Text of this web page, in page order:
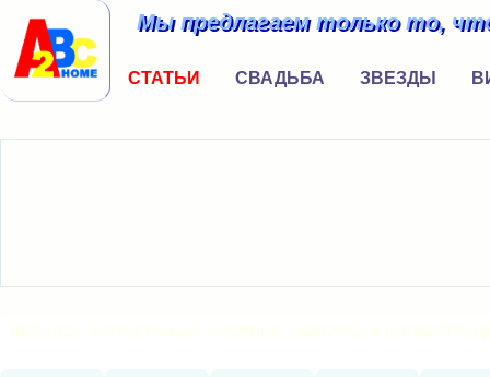
Мы предлагаем только то,
СТАТЬИ СВАДЬБА ЗВЕЗДЫ